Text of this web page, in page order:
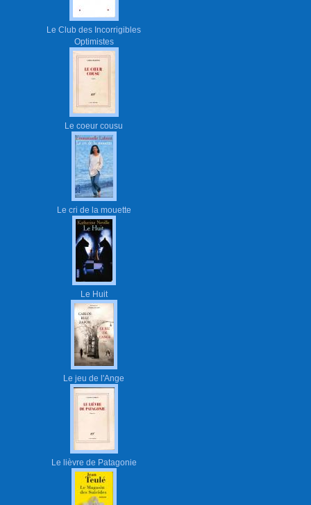
Le Club des Incorrigibles
Optimistes
Le coeur cousu
Le cri de la mouette
Le Huit
Le jeu de l'Ange
Le lièvre de Patagonie